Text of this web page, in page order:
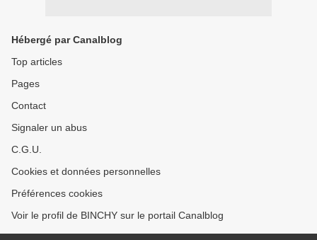
Hébergé par Canalblog
Top articles
Pages
Contact
Signaler un abus
C.G.U.
Cookies et données personnelles
Préférences cookies
Voir le profil de BINCHY sur le portail Canalblog